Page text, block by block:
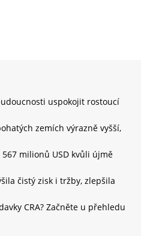
uspokojit rostoucí
zemích výrazně vyšší,
milionů USD kvůli újmě
čistý zisk i tržby, zlepšila
CRA? Začněte u přehledu